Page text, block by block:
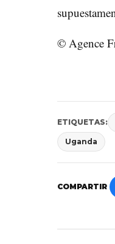
© Agence
ETIQUETAS:
Uganda
COMPARTIR